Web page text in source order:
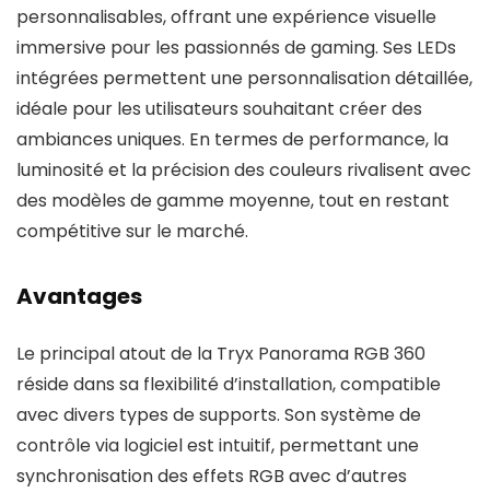
personnalisables, offrant une expérience visuelle
immersive pour les passionnés de gaming. Ses LEDs
intégrées permettent une personnalisation détaillée,
idéale pour les utilisateurs souhaitant créer des
ambiances uniques. En termes de performance, la
luminosité et la précision des couleurs rivalisent avec
des modèles de gamme moyenne, tout en restant
compétitive sur le marché.
Avantages
Le principal atout de la Tryx Panorama RGB 360
réside dans sa flexibilité d’installation, compatible
avec divers types de supports. Son système de
contrôle via logiciel est intuitif, permettant une
synchronisation des effets RGB avec d’autres